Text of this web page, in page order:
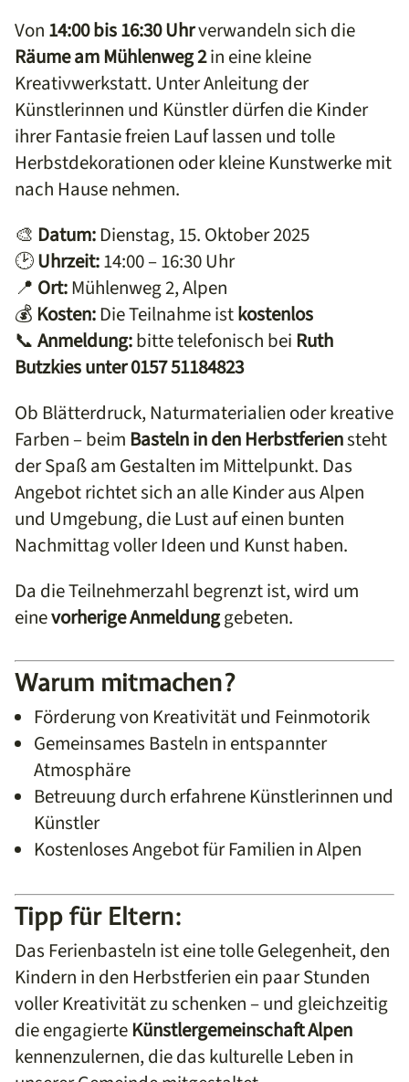
Von 14:00 bis 16:30 Uhrverwandeln sich die
Räume am Mühlenweg 2in eine kleine
Kreativwerkstatt. Unter Anleitung der
Künstlerinnen und Künstler dürfen die Kinder
ihrer Fantasie freien Lauf lassen und tolle
Herbstdekorationen oder kleine Kunstwerke mit
nach Hause nehmen.
🎨 Datum:Dienstag, 15. Oktober 2025
🕑Uhrzeit:14:00 – 16:30 Uhr
📍 Ort:Mühlenweg 2, Alpen
💰 Kosten:Die Teilnahme istkostenlos
📞 Anmeldung:bitte telefonisch bei Ruth
Butzkies unter 0157 51184823
Ob Blätterdruck, Naturmaterialien oder kreative
Farben – beim Basteln in den Herbstferiensteht
der Spaß am Gestalten im Mittelpunkt. Das
Angebot richtet sich an alle Kinder aus Alpen
und Umgebung, die Lust auf einen bunten
Nachmittag voller Ideen und Kunst haben.
Da die Teilnehmerzahl begrenzt ist, wird um
einevorherige Anmeldunggebeten.
Warum mitmachen?
Förderung von Kreativität und Feinmotorik
Gemeinsames Basteln in entspannter
Atmosphäre
Betreuung durch erfahrene Künstlerinnen und
Künstler
Kostenloses Angebot für Familien in Alpen
Tipp für Eltern:
Das Ferienbasteln ist eine tolle Gelegenheit, den
Kindern in den Herbstferien ein paar Stunden
voller Kreativität zu schenken – und gleichzeitig
die engagierteKünstlergemeinschaft Alpen
kennenzulernen, die das kulturelle Leben in